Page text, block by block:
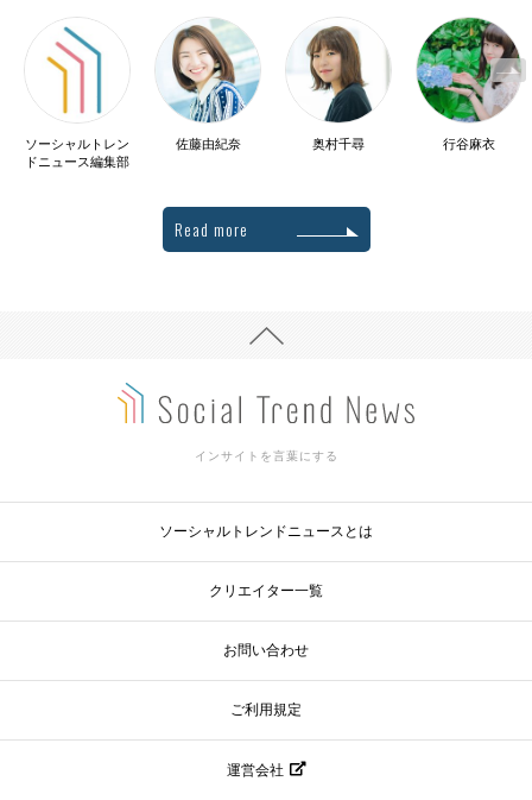
ソーシャルトレン
ドニュース編集部
佐藤由紀奈 奥村千尋 行谷麻衣
Read more
インサイトを言葉にする
ソーシャルトレンドニュースとは
クリエイター一覧
お問い合わせ
ご利用規定
運営会社